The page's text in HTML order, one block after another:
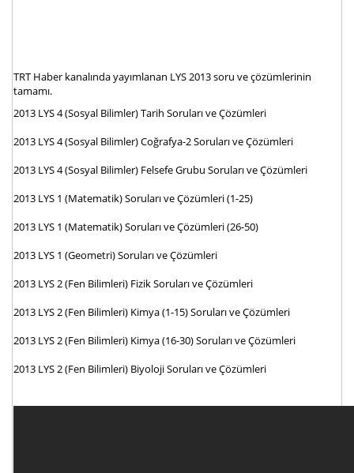
TRT Haber kanalında yayımlanan LYS 2013 soru ve çözümlerinin
tamamı.
2013 LYS 4 (Sosyal Bilimler) Tarih Soruları ve Çözümleri
2013 LYS 4 (Sosyal Bilimler) Coğrafya-2 Soruları ve Çözümleri
2013 LYS 4 (Sosyal Bilimler) Felsefe Grubu Soruları ve Çözümleri
2013 LYS 1 (Matematik) Soruları ve Çözümleri (1-25)
2013 LYS 1 (Matematik) Soruları ve Çözümleri (26-50)
2013 LYS 1 (Geometri) Soruları ve Çözümleri
2013 LYS 2 (Fen Bilimleri) Fizik Soruları ve Çözümleri
2013 LYS 2 (Fen Bilimleri) Kimya (1-15) Soruları ve Çözümleri
2013 LYS 2 (Fen Bilimleri) Kimya (16-30) Soruları ve Çözümleri
2013 LYS 2 (Fen Bilimleri) Biyoloji Soruları ve Çözümleri